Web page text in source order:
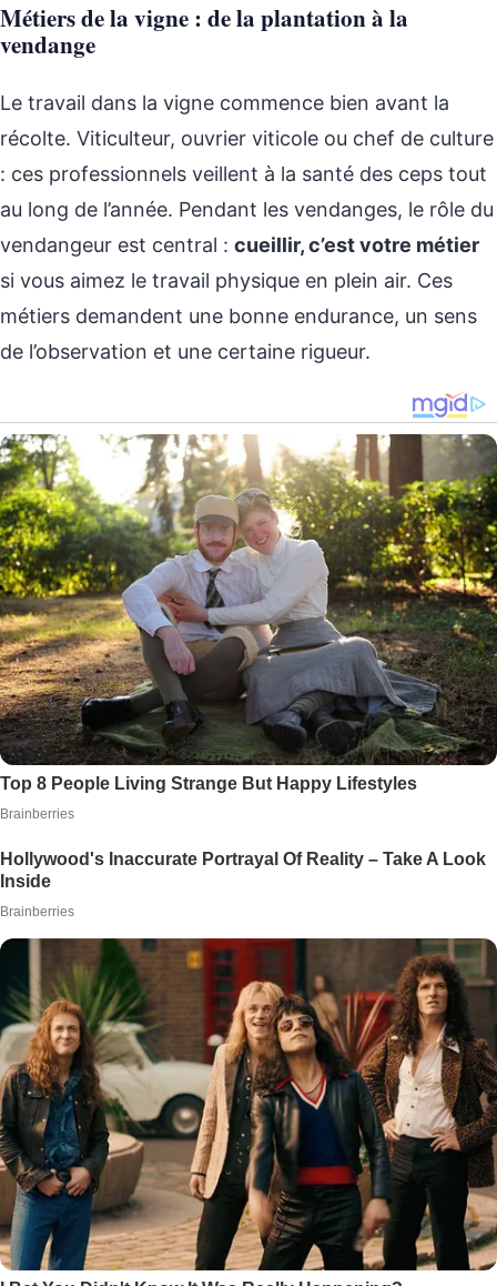
Métiers de la vigne : de la plantation à la
vendange
Le travail dans la vigne commence bien avant la
récolte. Viticulteur, ouvrier viticole ou chef de culture
: ces professionnels veillent à la santé des ceps tout
au long de l’année. Pendant les vendanges, le rôle du
vendangeur est central : cueillir, c’est votre métier
si vous aimez le travail physique en plein air. Ces
métiers demandent une bonne endurance, un sens
de l’observation et une certaine rigueur.